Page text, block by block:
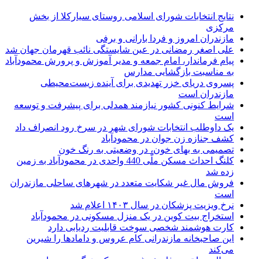
نتایج انتخابات شورای اسلامی روستای سیارکلا از بخش
مرکزی
مازندران امروز و فردا بارانی و برفی
علی اصغر رمضانی در عین شایستگی نائب قهرمان جهان شد
پیام فرماندار، امام جمعه و مدیر آموزش و پرورش محمودآباد
به مناسبت بازگشایی مدارس
پسروی دریای خزر تهدیدی برای آینده زیست‌محیطی
مازندران است
شرایط کنونی کشور نیازمند همدلی برای پیشرفت و توسعه
است
یک داوطلب انتخابات شورای شهر در سرخ رود انصراف داد
کشف جنازه زن جوان در محمودآباد
تصميمی به بهای خون، در وضعیتی به رنگ خون
کلنگ احداث مسکن ملّی 440 واحدی در محمودآباد به زمین
زده شد
فروش مال غیر شکایت متعدد در شهرهای ساحلی مازندران
است
نرخ ویزیت پزشکان در سال ۱۴۰۳ اعلام شد
استخراج بیت کوین در یک منزل مسکونی در محمودآباد
کارت هوشمند شخصی سوخت قابلیت ردیابی دارد
این صاحبخانه‌ مازندرانی کام عروس و دامادها را شیرین
می‌کند